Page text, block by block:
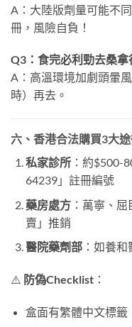
A：大陸版劑量可能不
冊，風險自負！
Q3：食完必利勁去桑拿
A：高溫環境加劇頭暈
時）再去。
六、香港合法購買3大
私家診所：約$500-
64239」註冊編號
藥房處方：萬寧、屈
賣」推銷
醫院藥劑部：如養和
⚠️ 防偽Checklist ：
盒面有繁體中文標籤